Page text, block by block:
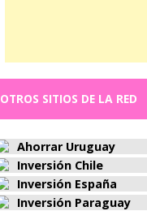
OTROS SITIOS DE LA RED
Ahorrar Uruguay
Inversión Chile
Inversión España
Inversión Paraguay